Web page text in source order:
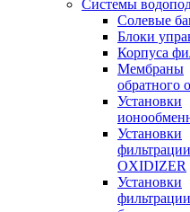
Системы
Солевые
Блоки
Корпуса
Мембраны
обратного
Установки
Установки
фильтрации
OXIDIZER
Установки
фильтрации